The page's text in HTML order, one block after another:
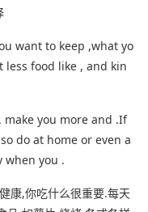
want to keep ,what yo
less food like , and kin
make you more and .If
do at home or even a
when you .
康,你吃什么很重要.每天